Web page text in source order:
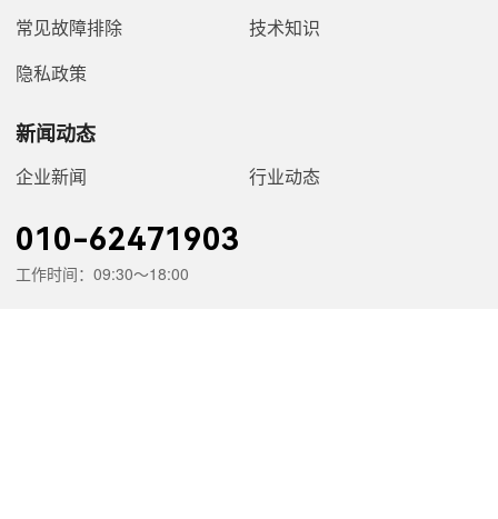
常见故障排除
技术知识
隐私政策
新闻动态
企业新闻 行业动态
010-62471903
工作时间：09:30～18:00